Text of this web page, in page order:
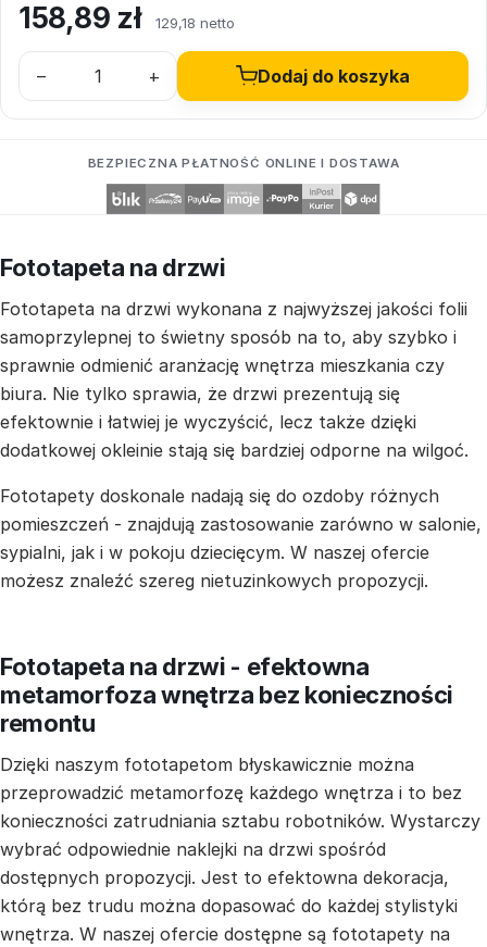
158,89 zł 129,18 netto
– + Dodaj do koszyka
BEZPIECZNA PŁATNOŚĆ ONLINE I DOSTAWA
Fototapeta na drzwi
Fototapeta na drzwi wykonana z najwyższej jakości folii
samoprzylepnej to świetny sposób na to, aby szybko i
sprawnie odmienić aranżację wnętrza mieszkania czy
biura. Nie tylko sprawia, że drzwi prezentują się
efektownie i łatwiej je wyczyścić, lecz także dzięki
dodatkowej okleinie stają się bardziej odporne na wilgoć.
Fototapety doskonale nadają się do ozdoby różnych
pomieszczeń - znajdują zastosowanie zarówno w salonie,
sypialni, jak i w pokoju dziecięcym. W naszej ofercie
możesz znaleźć szereg nietuzinkowych propozycji.
Fototapeta na drzwi - efektowna
metamorfoza wnętrza bez konieczności
remontu
Dzięki naszym fototapetom błyskawicznie można
przeprowadzić metamorfozę każdego wnętrza i to bez
konieczności zatrudniania sztabu robotników. Wystarczy
wybrać odpowiednie naklejki na drzwi spośród
dostępnych propozycji. Jest to efektowna dekoracja,
którą bez trudu można dopasować do każdej stylistyki
wnętrza. W naszej ofercie dostępne są fototapety na